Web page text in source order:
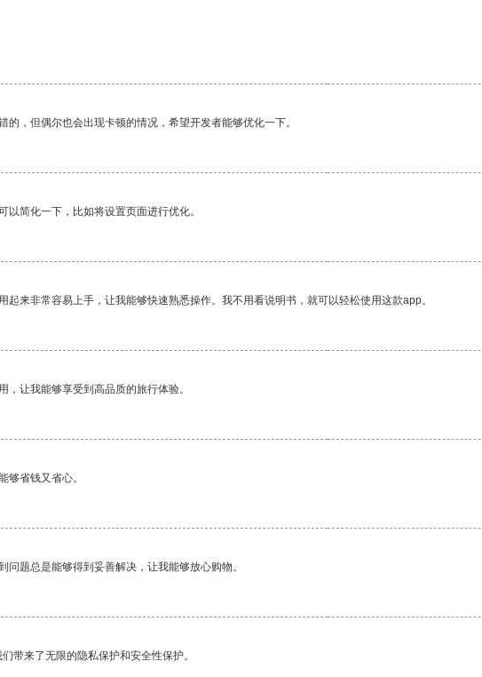
的，但偶尔也会出现卡顿的情况，希望开发者能够优化一下。
简化一下，比如将设置页面进行优化。
起来非常容易上手，让我能够快速熟悉操作。我不用看说明书，就可以轻松使用这款app。
让我能够享受到高品质的旅行体验。
够省钱又省心。
问题总是能够得到妥善解决，让我能够放心购物。
带来了无限的隐私保护和安全性保护。